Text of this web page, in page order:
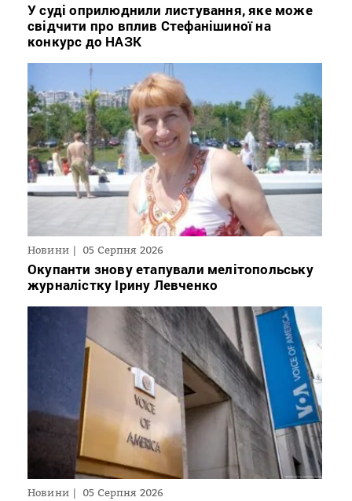
У суді оприлюднили листування, яке може
свідчити про вплив Стефанішиної на
конкурс до НАЗК
Новини 05 Серпня 2026
Окупанти знову етапували мелітопольську
журналістку Ірину Левченко
Новини 05 Серпня 2026